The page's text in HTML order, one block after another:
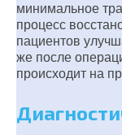
минимальное
процесс
пациентов
же после
происходит на